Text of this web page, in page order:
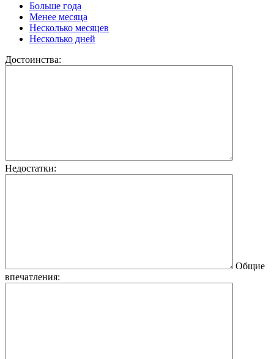
Больше года
Менее месяца
Несколько месяцев
Несколько дней
Достоинства:
Недостатки:
Общие
впечатления: